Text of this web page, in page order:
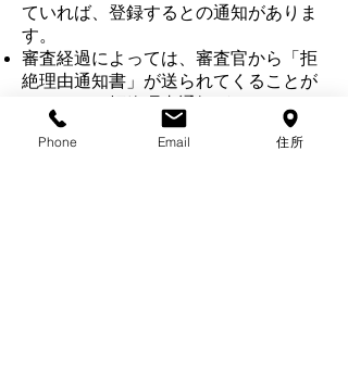
ていれば、登録するとの通知がありま
す。
審査経過によっては、審査官から「拒
絶理由通知書」が送られてくることが
と、その拒絶理由の内容に対応して拒
絶理由を回避できるように手続補正
Phone Email 住所